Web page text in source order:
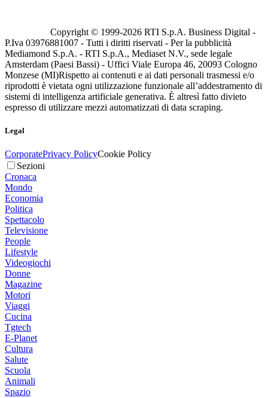
Copyright © 1999-2026 RTI S.p.A. Business Digital -
P.Iva 03976881007 - Tutti i diritti riservati - Per la pubblicità
Mediamond S.p.A. - RTI S.p.A., Mediaset N.V., sede legale
Amsterdam (Paesi Bassi) - Uffici Viale Europa 46, 20093 Cologno
Monzese (MI)Rispetto ai contenuti e ai dati personali trasmessi e/o
riprodotti è vietata ogni utilizzazione funzionale all’addestramento di
sistemi di intelligenza artificiale generativa. È altresì fatto divieto
espresso di utilizzare mezzi automatizzati di data scraping.
Legal
CorporatePrivacy PolicyCookie Policy
Sezioni
Cronaca
Mondo
Economia
Politica
Spettacolo
Televisione
People
Lifestyle
Videogiochi
Donne
Magazine
Motori
Viaggi
Cucina
Tgtech
E-Planet
Cultura
Salute
Scuola
Animali
Spazio